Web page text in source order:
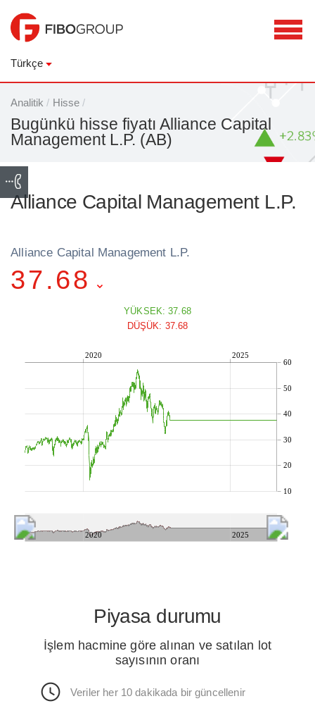
Türkçe
Analitik / Hisse /
Bugünkü hisse fiyatı Alliance Capital
Management L.P. (AB)
Alliance Capital Management L.P.
Alliance Capital Management L.P.
37.68
YÜKSEK: 37.68
DÜŞÜK: 37.68
2020 2025
10
20
30
40
50
60
2020 2025
Piyasa durumu
İşlem hacmine göre alınan ve satılan lot
sayısının oranı
Veriler her 10 dakikada bir güncellenir